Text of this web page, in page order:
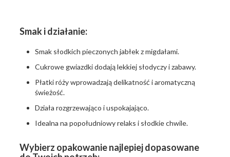
Smak i działanie:
Smak słodkich pieczonych jabłek z migdałami.
Cukrowe gwiazdki dodają lekkiej słodyczy i zabawy.
Płatki róży wprowadzają delikatność i aromatyczną
świeżość.
Działa rozgrzewająco i uspokajająco.
Idealna na popołudniowy relaks i słodkie chwile.
Wybierz opakowanie najlepiej dopasowane